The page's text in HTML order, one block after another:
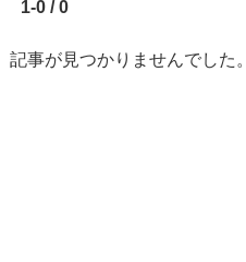
1-0 / 0
記事が見つかりませんでした。